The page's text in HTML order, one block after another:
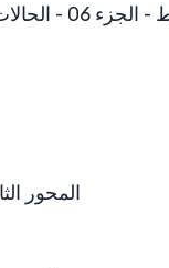
- تمارين تطبيقية
المحور